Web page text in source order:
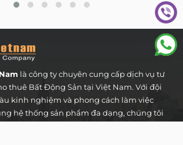
là công ty chuyên cung cấp dịch vụ tư
thuê Bất Động Sản tại Việt Nam. Với đội
kinh nghiệm và phong cách làm việc
hệ thống sản phẩm đa dạng, chúng tôi